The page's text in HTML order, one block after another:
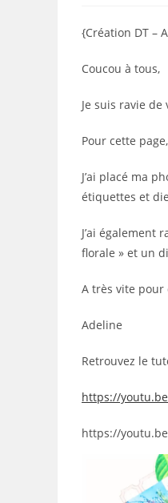
publication :
{Création DT –
Coucou à tous,
Je suis ravie
Pour cette
J’ai placé ma
étiquettes et
J’ai également
florale » et un
A très vite pour
Adeline
Retrouvez le
https://
https://